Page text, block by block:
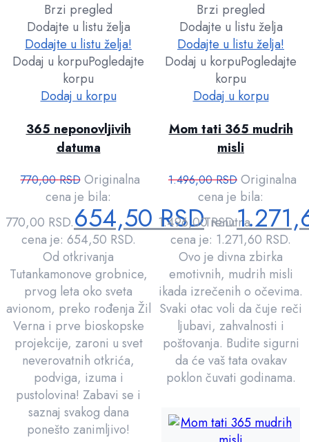
Brzi pregled
Dodajte u listu želja
Dodajte u listu želja!
Dodaj u korpuPogledajte
korpu
Dodaj u korpu
365 neponovljivih
datuma
770,00RSD Originalna
cena je bila:
770,00 RSD.654,50RSDTrenutna
cena je: 654,50 RSD.
Od otkrivanja
Tutankamonove grobnice,
prvog leta oko sveta
avionom, preko rođenja Žil
Verna i prve bioskopske
projekcije, zaroni u svet
neverovatnih otkrića,
podviga, izuma i
pustolovina! Zabavi se i
saznaj svakog dana
ponešto zanimljivo!
Brzi pregled
Dodajte u listu želja
Dodajte u listu želja!
Dodaj u korpuPogledajte
korpu
Dodaj u korpu
Mom tati 365 mudrih
misli
1.496,00RSD Originalna
cena je bila:
1.496,00 RSD.
cena je: 1.271,60 RSD.
Ovo je divna zbirka
emotivnih, mudrih misli
ikada izrečenih o očevima.
Svaki otac voli da čuje reči
ljubavi, zahvalnosti i
poštovanja. Budite sigurni
da će vaš tata ovakav
poklon čuvati godinama.